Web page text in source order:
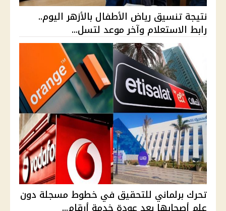
نتيجة تنسيق رياض الأطفال بالأزهر اليوم..
رابط الاستعلام وآخر موعد لتسل...
تحرك برلماني للتحقيق في خطوط مسجلة دون